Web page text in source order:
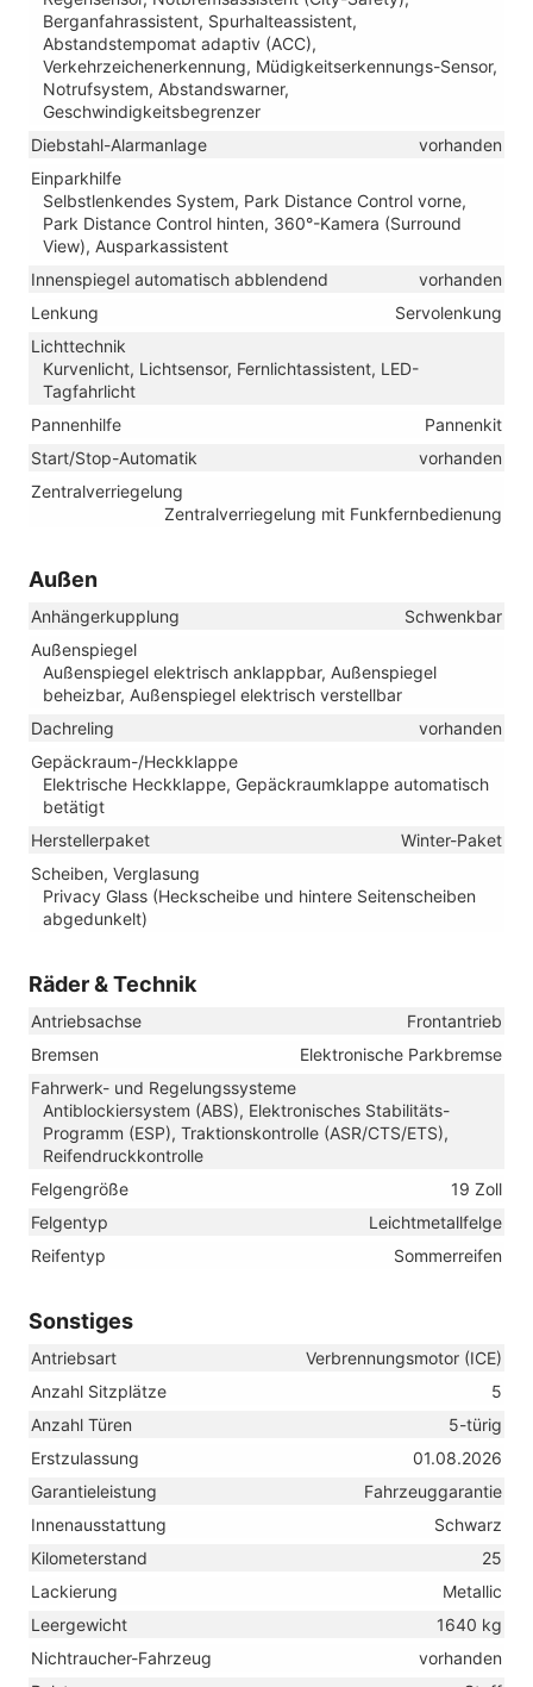
Berganfahrassistent, Spurhalteassistent,
Abstandstempomat adaptiv (ACC),
Verkehrzeichenerkennung, Müdigkeitserkennungs-Sensor,
Notrufsystem, Abstandswarner,
Geschwindigkeitsbegrenzer
Diebstahl-Alarmanlage
vorhanden
Einparkhilfe
Selbstlenkendes System, Park Distance Control vorne,
Park Distance Control hinten, 360°-Kamera (Surround
View), Ausparkassistent
Innenspiegel automatisch abblendend
vorhanden
Lenkung
Servolenkung
Lichttechnik
Kurvenlicht, Lichtsensor, Fernlichtassistent, LED-
Tagfahrlicht
Pannenhilfe
Pannenkit
Start/Stop-Automatik
vorhanden
Zentralverriegelung
Zentralverriegelung mit Funkfernbedienung
Außen
Anhängerkupplung
Schwenkbar
Außenspiegel
Außenspiegel elektrisch anklappbar, Außenspiegel
beheizbar, Außenspiegel elektrisch verstellbar
Dachreling
vorhanden
Gepäckraum-/Heckklappe
Elektrische Heckklappe, Gepäckraumklappe automatisch
betätigt
Herstellerpaket
Winter-Paket
Scheiben, Verglasung
Privacy Glass (Heckscheibe und hintere Seitenscheiben
abgedunkelt)
Räder & Technik
Antriebsachse
Frontantrieb
Bremsen
Elektronische Parkbremse
Fahrwerk- und Regelungssysteme
Antiblockiersystem (ABS), Elektronisches Stabilitäts-
Programm (ESP), Traktionskontrolle (ASR/CTS/ETS),
Reifendruckkontrolle
Felgengröße
19 Zoll
Felgentyp
Leichtmetallfelge
Reifentyp
Sommerreifen
Sonstiges
Antriebsart
Verbrennungsmotor (ICE)
Anzahl Sitzplätze
5
Anzahl Türen
5-türig
Erstzulassung
01.08.2026
Garantieleistung
Fahrzeuggarantie
Innenausstattung
Schwarz
Kilometerstand
25
Lackierung
Metallic
Leergewicht
1640 kg
Nichtraucher-Fahrzeug
vorhanden